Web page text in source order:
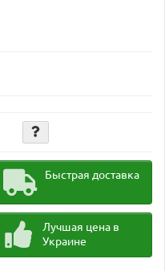
Быстрая доставка
Лучшая цена в
Украине